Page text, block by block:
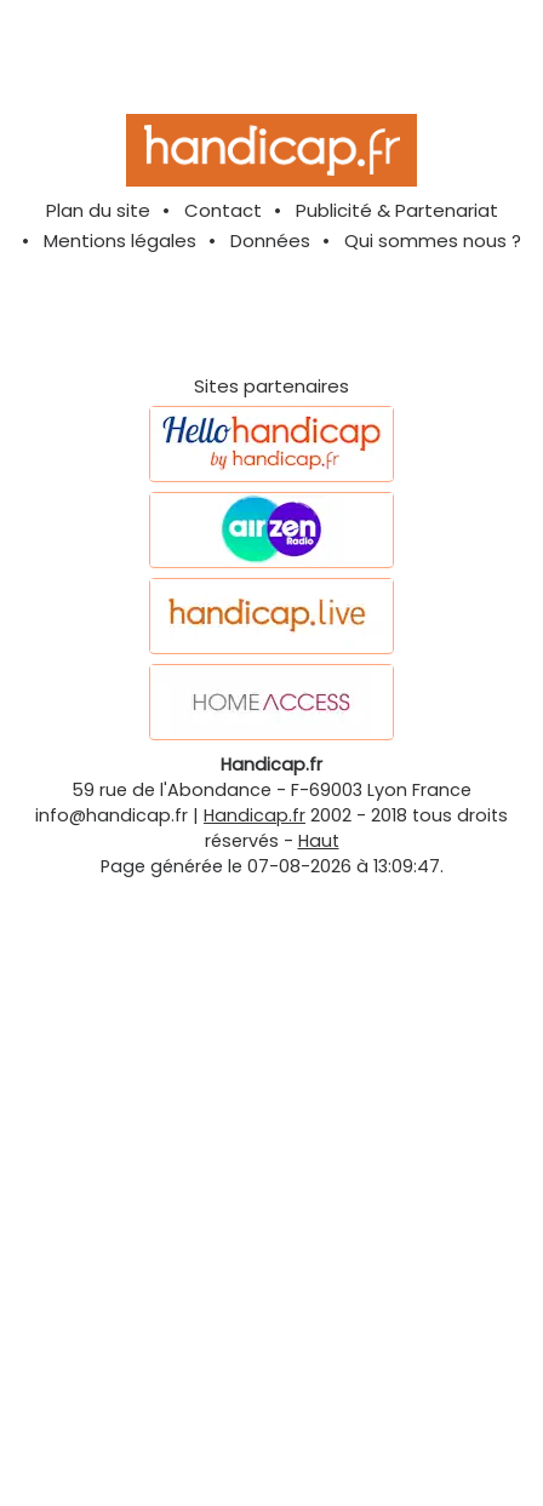
Plan du site Contact
Publicité & Partenariat
Mentions légales
Données Qui sommes nous ?
Sites partenaires
Handicap.fr
59 rue de l'Abondance - F-69003 Lyon France
info@handicap.fr | Handicap.fr 2002 - 2018 tous droits
réservés - Haut
Page générée le 07-08-2026 à 13:09:47.